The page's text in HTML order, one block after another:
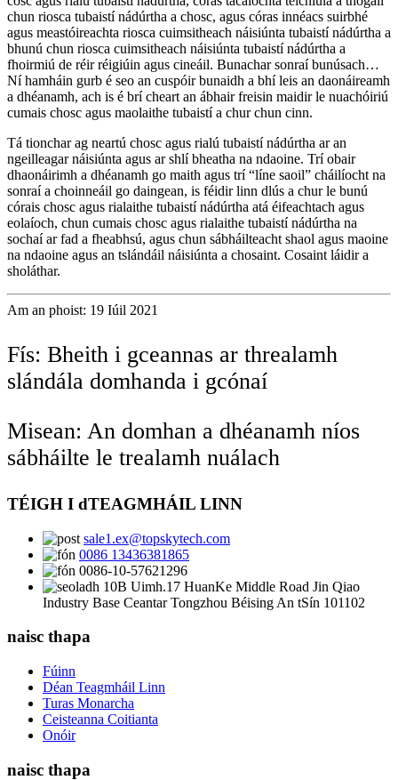
chun riosca tubaistí nádúrtha a chosc, agus córas innéacs suirbhé
agus meastóireachta riosca cuimsitheach náisiúnta tubaistí nádúrtha a
bhunú chun riosca cuimsitheach náisiúnta tubaistí nádúrtha a
fhoirmiú de réir réigiúin agus cineáil. Bunachar sonraí bunúsach…
Ní hamháin gurb é seo an cuspóir bunaidh a bhí leis an daonáireamh
a dhéanamh, ach is é brí cheart an ábhair freisin maidir le nuachóiriú
cumais chosc agus maolaithe tubaistí a chur chun cinn.
Tá tionchar ag neartú chosc agus rialú tubaistí nádúrtha ar an
ngeilleagar náisiúnta agus ar shlí bheatha na ndaoine. Trí obair
dhaonáirimh a dhéanamh go maith agus trí “líne saoil” cháilíocht na
sonraí a choinneáil go daingean, is féidir linn dlús a chur le bunú
córais chosc agus rialaithe tubaistí nádúrtha atá éifeachtach agus
eolaíoch, chun cumais chosc agus rialaithe tubaistí nádúrtha na
sochaí ar fad a fheabhsú, agus chun sábháilteacht shaol agus maoine
na ndaoine agus an tslándáil náisiúnta a chosaint. Cosaint láidir a
sholáthar.
Am an phoist: 19 Iúil 2021
Fís: Bheith i gceannas ar threalamh
slándála domhanda i gcónaí
Misean: An domhan a dhéanamh níos
sábháilte le trealamh nuálach
TÉIGH I dTEAGMHÁIL LINN
sale1.ex@topskytech.com
0086 13436381865
0086-10-57621296
10B Uimh.17 HuanKe Middle Road Jin Qiao
Industry Base Ceantar Tongzhou Béising An tSín 101102
naisc thapa
Fúinn
Déan Teagmháil Linn
Turas Monarcha
Ceisteanna Coitianta
Onóir
naisc thapa